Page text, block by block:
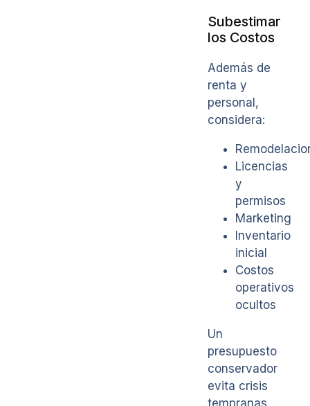
Subestimar
los Costos
Además de
renta y
personal,
considera:
Licencias
y
permisos
Marketing
Inventario
inicial
Costos
operativos
ocultos
Un
presupuesto
conservador
evita crisis
tempranas.